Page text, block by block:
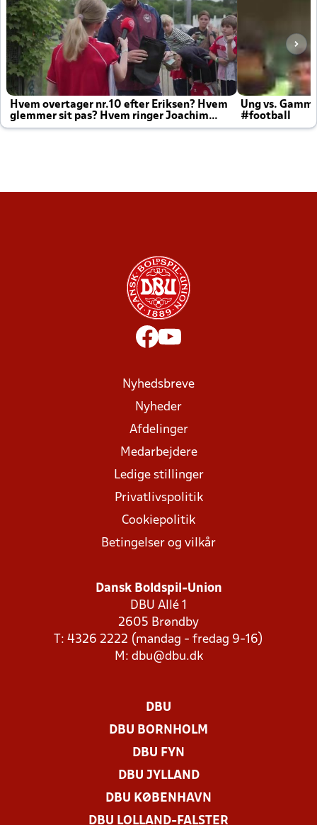
Hvem overtager nr.10 efter Eriksen? Hvem
glemmer sit pas? Hvem ringer Joachim
altid til efter kampe?
Ung vs.
#football
Nyhedsbreve
Nyheder
Afdelinger
Medarbejdere
Ledige stillinger
Privatlivspolitik
Cookiepolitik
Betingelser og vilkår
Dansk Boldspil-Union
DBU Allé 1
2605 Brøndby
T: 4326 2222 (mandag - fredag 9-16)
M: dbu@dbu.dk
DBU
DBU BORNHOLM
DBU FYN
DBU JYLLAND
DBU KØBENHAVN
DBU LOLLAND-FALSTER